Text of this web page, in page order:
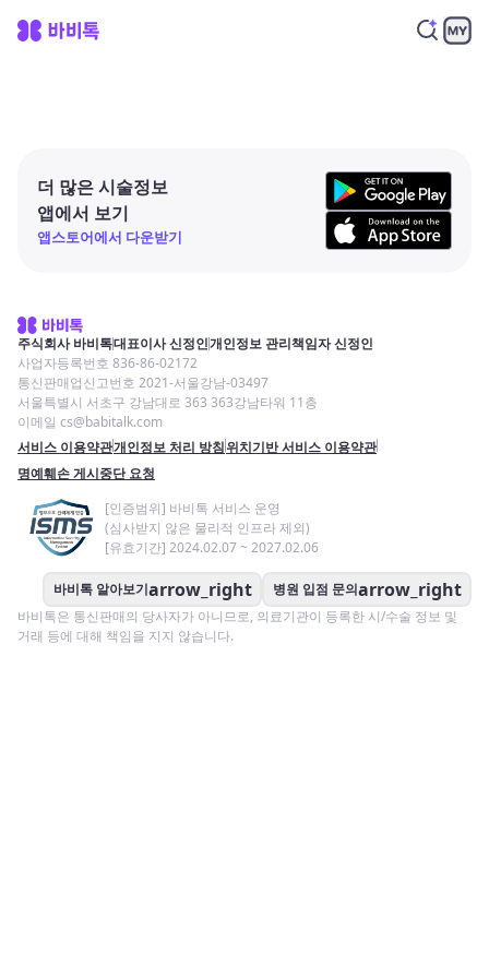
더 많은 시술정보
앱에서 보기
앱스토어에서 다운받기
주식회사 바비톡대표이사 신정인개인정보 관리책임자 신정인
사업자등록번호 836-86-02172
통신판매업신고번호 2021-서울강남-03497
서울특별시 서초구 강남대로 363 363강남타워 11층
이메일 cs@babitalk.com
서비스 이용약관개인정보 처리 방침위치기반 서비스 이용약관
명예훼손 게시중단 요청
[인증범위] 바비톡 서비스 운영
(심사받지 않은 물리적 인프라 제외)
[유효기간] 2024.02.07 ~ 2027.02.06
바비톡 알아보기arrow_right 병원 입점 문의arrow_right
바비톡은 통신판매의 당사자가 아니므로, 의료기관이 등록한 시/수술 정보 및
거래 등에 대해 책임을 지지 않습니다.